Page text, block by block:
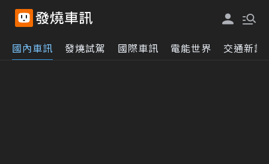
國內車訊 發燒試駕 國際車訊 電能世界 交通新訊